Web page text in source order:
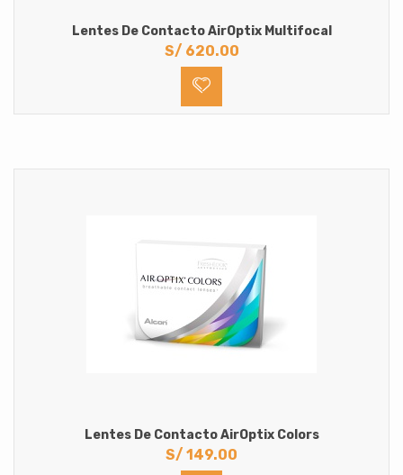
Lentes De Contacto AirOptix Multifocal
S/ 620.00
Lentes De Contacto AirOptix Colors
S/ 149.00